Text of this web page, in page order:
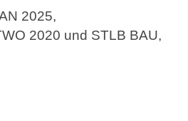
2025,
2020 und STLB BAU,